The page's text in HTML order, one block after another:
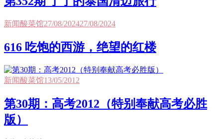
新闻酸菜馆27/08/202427/08/2024
616 吃饱的西游，绝望的红楼
新闻酸菜馆13/05/2012
第30期：高考2012（特别奉献高考必胜
版）